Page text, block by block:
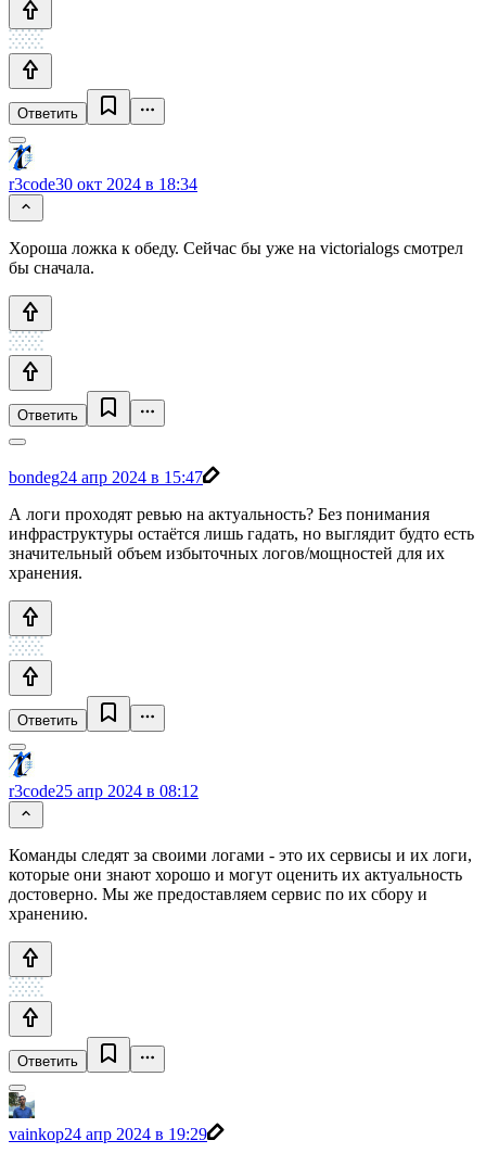
Ответить
r3code30 окт 2024 в 18:34
Хороша ложка к обеду. Сейчас бы уже на victorialogs смотрел
бы сначала.
Ответить
bondeg24 апр 2024 в 15:47
А логи проходят ревью на актуальность? Без понимания
инфраструктуры остаётся лишь гадать, но выглядит будто есть
значительный объем избыточных логов/мощностей для их
хранения.
Ответить
r3code25 апр 2024 в 08:12
Команды следят за своими логами - это их сервисы и их логи,
которые они знают хорошо и могут оценить их актуальность
достоверно. Мы же предоставляем сервис по их сбору и
хранению.
Ответить
vainkop24 апр 2024 в 19:29